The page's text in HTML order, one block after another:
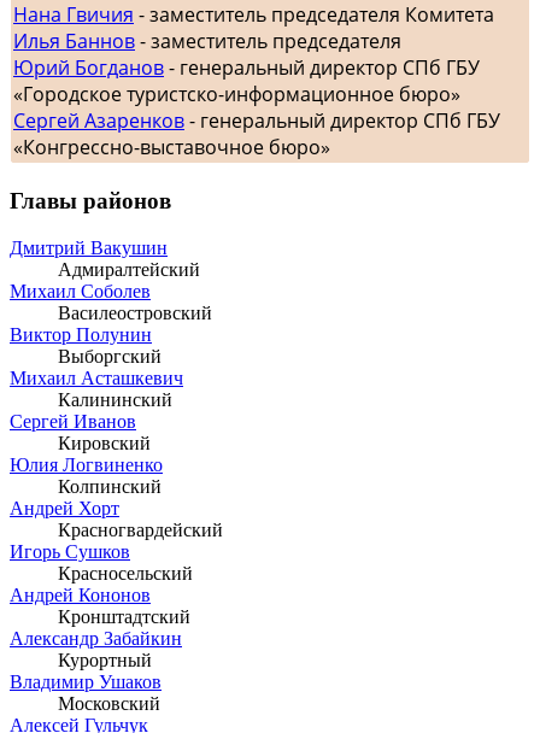
Нана Гвичия - заместитель председателя Комитета
Илья Баннов- заместитель председателя
Юрий Богданов- генеральный директор СПб ГБУ
«Городское туристско-информационное бюро»
Сергей Азаренков- генеральный директор СПб ГБУ
«Конгрессно-выставочное бюро»
Главы районов
Дмитрий Вакушин
Адмиралтейский
Михаил Соболев
Василеостровский
Виктор Полунин
Выборгский
Михаил Асташкевич
Калининский
Сергей Иванов
Кировский
Юлия Логвиненко
Колпинский
Андрей Хорт
Красногвардейский
Игорь Сушков
Красносельский
Андрей Кононов
Кронштадтский
Александр Забайкин
Курортный
Владимир Ушаков
Московский
Алексей Гульчук